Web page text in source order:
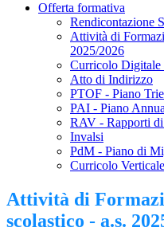
Offerta formativa
Rendicontazione
Attività di
2025/2026
Curricolo Digitale
Atto di Indirizzo
PTOF - Piano
PAI - Piano
RAV - Rapporti
Invalsi
PdM - Piano di
Curricolo Verticale
Attività di
scolastico - a.s.